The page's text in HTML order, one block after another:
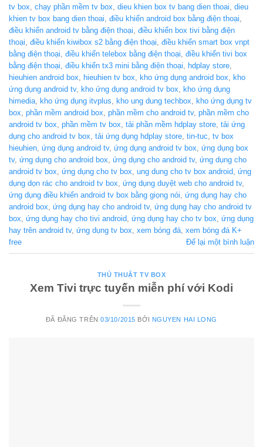
tv box chạy phần mềm tv box dieu khien box tv bang dien thoai dieu
khien tv box bang dien thoai điều khiển android box bằng điện thoại
điều khiển android tv bằng điện thoại điều khiển box tivi bằng điện
thoại điều khiển kiwibox s2 bằng điện thoại điều khiển smart box vnpt
bằng điện thoại điều khiển telebox bằng điện thoại điều khiển tivi box
bằng điện thoại điều khiển tx3 mini bằng điện thoại hdplay store
hieuhien android box
hieuhien tv box kho ứng dụng android box
kho
ứng dụng android tv, kho ứng dụng android tv box
kho ứng dụng
himedia
kho ứng dụng itvplus kho ung dung techbox
kho ứng dụng tv
box phần mềm android box phần mềm cho android tv, phần mềm cho
android tv box phần mềm tv box tải phần mềm hdplay store tải ứng
dụng cho android tv box tải ứng dụng hdplay store tin-tuc tv box
hieuhien ứng dụng android tv, ứng dụng android tv box ứng dụng box
tv, ứng dụng cho android box ứng dụng cho android tv, ứng dụng cho
android tv box ứng dụng cho tv box ung dung cho tv box android ứng
dụng dọn rác cho android tv box ứng dụng duyệt web cho android tv,
ứng dụng điều khiển android tv box bằng giọng nói ứng dụng hay cho
android box ứng dụng hay cho android tv, ứng dụng hay cho android tv
box ứng dụng hay cho tivi android ứng dụng hay cho tv box ứng dụng
hay trên android tv, ứng dụng tv box xem bóng đá xem bóng đá K+
free
Để lại một bình luận
THỦ THUẬT TV BOX
Xem Tivi trực tuyến miễn phí với Kodi
ĐÃ ĐĂNG TRÊN03/10/2015 BỞI NGUYEN HAI LONG